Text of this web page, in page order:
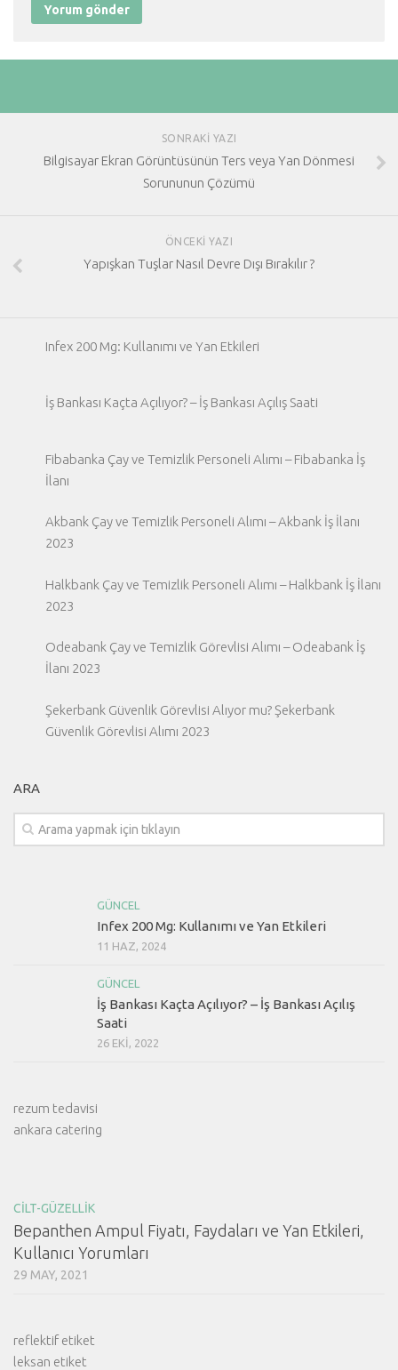
SONRAKI YAZI
Bilgisayar Ekran Görüntüsünün Ters veya Yan Dönmesi
Sorununun Çözümü
ÖNCEKI YAZI
Yapışkan Tuşlar Nasıl Devre Dışı Bırakılır ?
Infex 200 Mg: Kullanımı ve Yan Etkileri
İş Bankası Kaçta Açılıyor? – İş Bankası Açılış Saati
Fibabanka Çay ve Temizlik Personeli Alımı – Fibabanka İş
İlanı
Akbank Çay ve Temizlik Personeli Alımı – Akbank İş İlanı
2023
Halkbank Çay ve Temizlik Personeli Alımı – Halkbank İş İlanı
2023
Odeabank Çay ve Temizlik Görevlisi Alımı – Odeabank İş
İlanı 2023
Şekerbank Güvenlik Görevlisi Alıyor mu? Şekerbank
Güvenlik Görevlisi Alımı 2023
ARA
GÜNCEL
Infex 200 Mg: Kullanımı ve Yan Etkileri
11 HAZ, 2024
GÜNCEL
İş Bankası Kaçta Açılıyor? – İş Bankası Açılış
Saati
26 EKI, 2022
rezum tedavisi
ankara catering
CILT-GÜZELLIK
Bepanthen Ampul Fiyatı, Faydaları ve Yan Etkileri,
Kullanıcı Yorumları
29 MAY, 2021
reflektif etiket
leksan etiket